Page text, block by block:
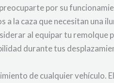
por su
a la caza que necesitan una
al equipar tu remolque
durante tus
de cualquier vehículo.